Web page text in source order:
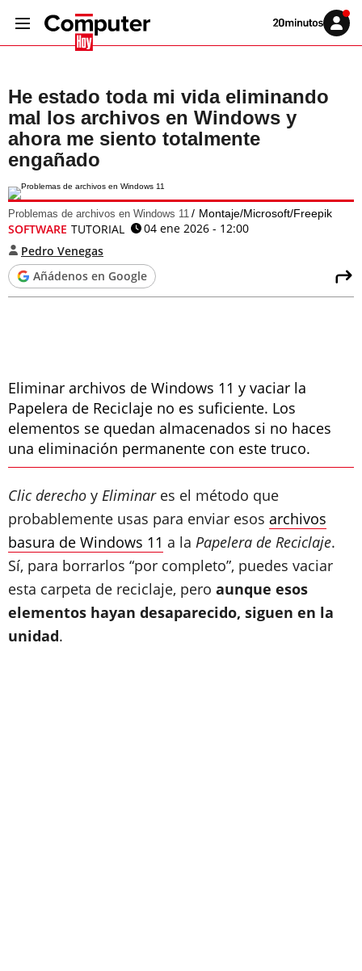
Volver
Iniciar
sesión
He estado toda mi vida eliminando
mal los archivos en Windows y
ahora me siento totalmente
engañado
Problemas de archivos en Windows 11 Montaje/Microsoft/Freepik
SOFTWARE TUTORIAL
04 ene 2026 - 12:00
Pedro Venegas
Añádenos en Google
Eliminar archivos de Windows 11 y vaciar la
Papelera de Reciclaje no es suficiente. Los
elementos se quedan almacenados si no haces
una eliminación permanente con este truco.
Clic derecho y Eliminares el método que
probablemente usas para enviar esos archivos
basura de Windows 11 a la Papelera de Reciclaje.
Sí, para borrarlos “por completo”, puedes vaciar
esta carpeta de reciclaje, pero aunque esos
elementos hayan desaparecido, siguen en la
unidad.